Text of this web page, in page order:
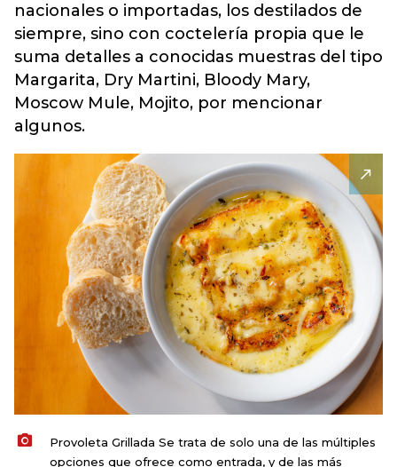
nacionales o importadas, los destilados de
siempre, sino con coctelería propia que le
suma detalles a conocidas muestras del tipo
Margarita, Dry Martini, Bloody Mary,
Moscow Mule, Mojito, por mencionar
algunos.
Provoleta Grillada Se trata de solo una de las múltiples
opciones que ofrece como entrada, y de las más